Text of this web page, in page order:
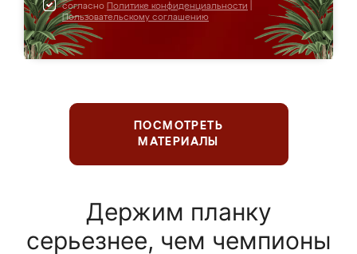
согласно Политике конфиденциальности
Пользовательскому соглашению
ПОСМОТРЕТЬ
МАТЕРИАЛЫ
Держим планку
серьезнее, чем чемпионы